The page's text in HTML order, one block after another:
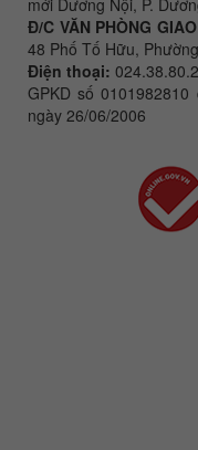
Đ/C VĂN PHÒNG
48 Phố Tố Hữu,
Điện thoại:
GPKD số
ngày 26/06/2006